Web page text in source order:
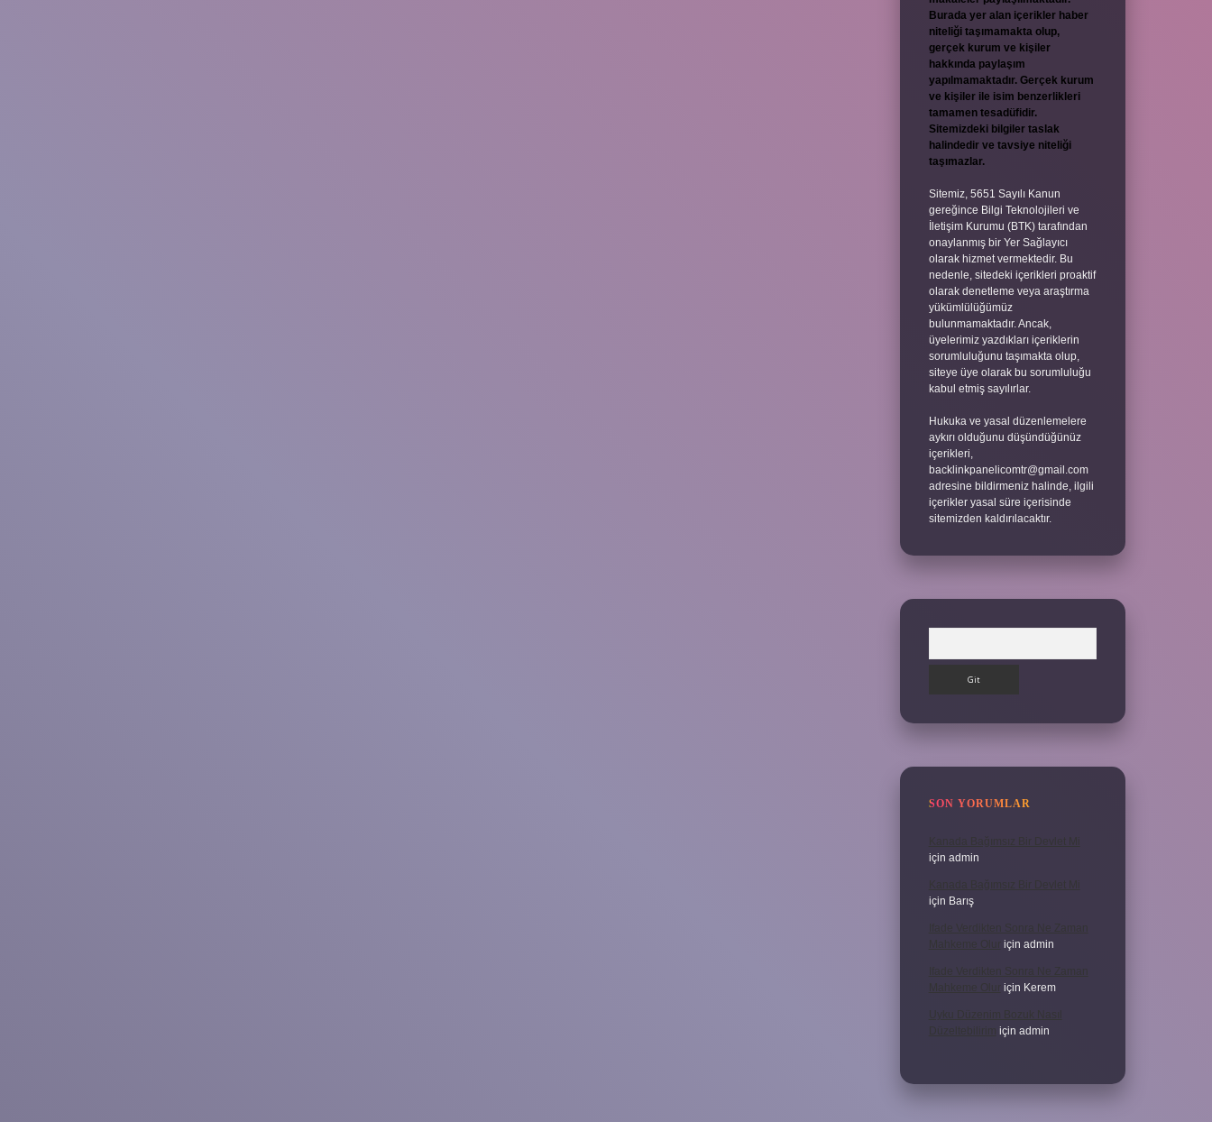
Burada yer alan içerikler haber
niteliği taşımamakta olup,
gerçek kurum ve kişiler
hakkında paylaşım
yapılmamaktadır. Gerçek kurum
ve kişiler ile isim benzerlikleri
tamamen tesadüfidir.
Sitemizdeki bilgiler taslak
halindedir ve tavsiye niteliği
taşımazlar.
Sitemiz, 5651 Sayılı Kanun
gereğince Bilgi Teknolojileri ve
İletişim Kurumu (BTK) tarafından
onaylanmış bir Yer Sağlayıcı
olarak hizmet vermektedir. Bu
nedenle, sitedeki içerikleri proaktif
olarak denetleme veya araştırma
yükümlülüğümüz
bulunmamaktadır. Ancak,
üyelerimiz yazdıkları içeriklerin
sorumluluğunu taşımakta olup,
siteye üye olarak bu sorumluluğu
kabul etmiş sayılırlar.
Hukuka ve yasal düzenlemelere
aykırı olduğunu düşündüğünüz
içerikleri,
backlinkpanelicomtr@gmail.com
adresine bildirmeniz halinde, ilgili
içerikler yasal süre içerisinde
sitemizden kaldırılacaktır.
SON YORUMLAR
Kanada Bağımsız Bir Devlet Mi
için admin
Kanada Bağımsız Bir Devlet Mi
için Barış
Ifade Verdikten Sonra Ne Zaman
Mahkeme Olur için admin
Ifade Verdikten Sonra Ne Zaman
Mahkeme Olur için Kerem
Uyku Düzenim Bozuk Nasıl
Düzeltebilirim
için admin